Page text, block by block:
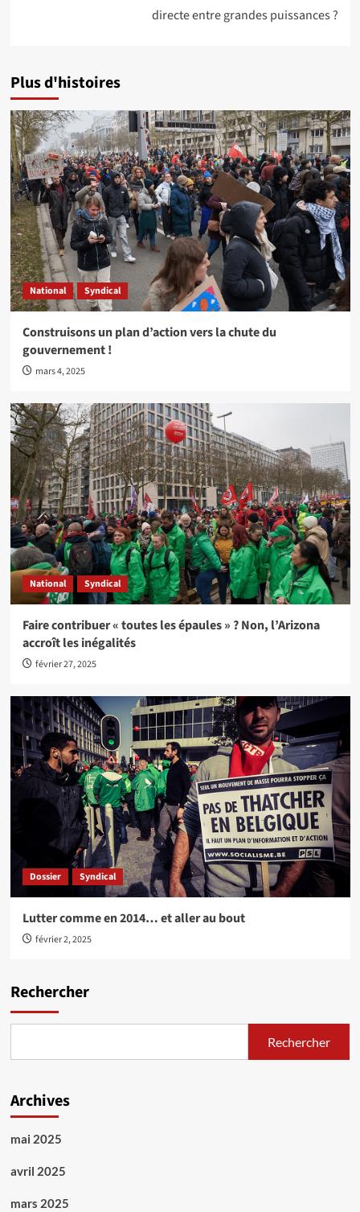
directe entre grandes puissances ?
Plus d'histoires
National Syndical
Construisons un plan d’action vers la chute du
gouvernement !
mars 4, 2025
National Syndical
Faire contribuer « toutes les épaules » ? Non, l’Arizona
accroît les inégalités
février 27, 2025
Dossier Syndical
Lutter comme en 2014… et aller au bout
février 2, 2025
Rechercher
Rechercher
Archives
mai 2025
avril 2025
mars 2025